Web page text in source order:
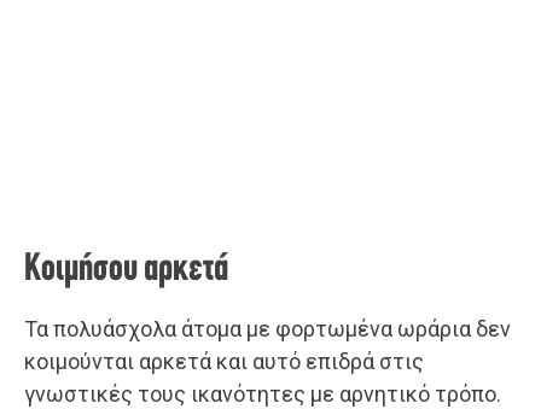
Κοιμήσου αρκετά
Τα πολυάσχολα άτομα με φορτωμένα ωράρια δεν
κοιμούνται αρκετά και αυτό επιδρά στις
γνωστικές τους ικανότητες με αρνητικό τρόπο.